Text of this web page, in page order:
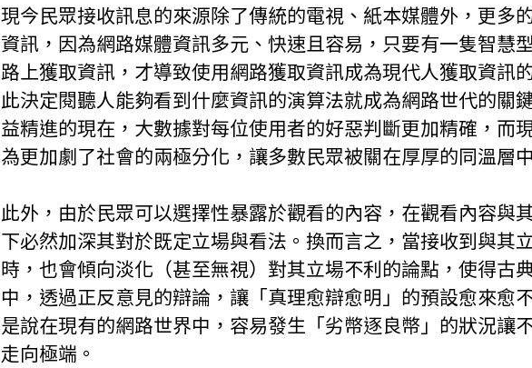
現今民眾接收訊息的來源除了傳統的電視、紙本媒體外，更多
資訊，因為網路媒體資訊多元、快速且容易，只要有一隻智慧
路上獲取資訊，才導致使用網路獲取資訊成為現代人獲取資訊
此決定閱聽人能夠看到什麼資訊的演算法就成為網路世代的關
益精進的現在，大數據對每位使用者的好惡判斷更加精確，而
為更加劇了社會的兩極分化，讓多數民眾被關在厚厚的同溫層
此外，由於民眾可以選擇性暴露於觀看的內容，在觀看內容與
下必然加深其對於既定立場與看法。換而言之，當接收到與其
時，也會傾向淡化（甚至無視）對其立場不利的論點，使得古
中，透過正反意見的辯論，讓「真理愈辯愈明」的預設愈來愈
是說在現有的網路世界中，容易發生「劣幣逐良幣」的狀況讓
走向極端。